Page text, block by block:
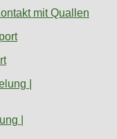
mit Quallen
|